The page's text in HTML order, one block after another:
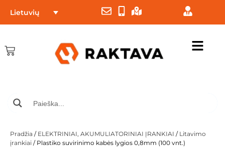
Lietuvių
Pradžia / ELEKTRINIAI, AKUMULIATORINIAI ĮRANKIAI / Litavimo
įrankiai / Plastiko suvirinimo kabės lygios 0,8mm (100 vnt.)